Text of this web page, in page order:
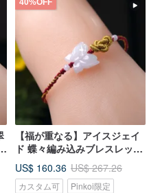
40%OFF
【福が重なる】アイスジェイ
ド 蝶々編み込みブレスレット
| 天然ミャンマー産ジェイド A
貨 | ギフト
US$ 160.36 US$ 267.26
カスタム可 Pinkoi限定